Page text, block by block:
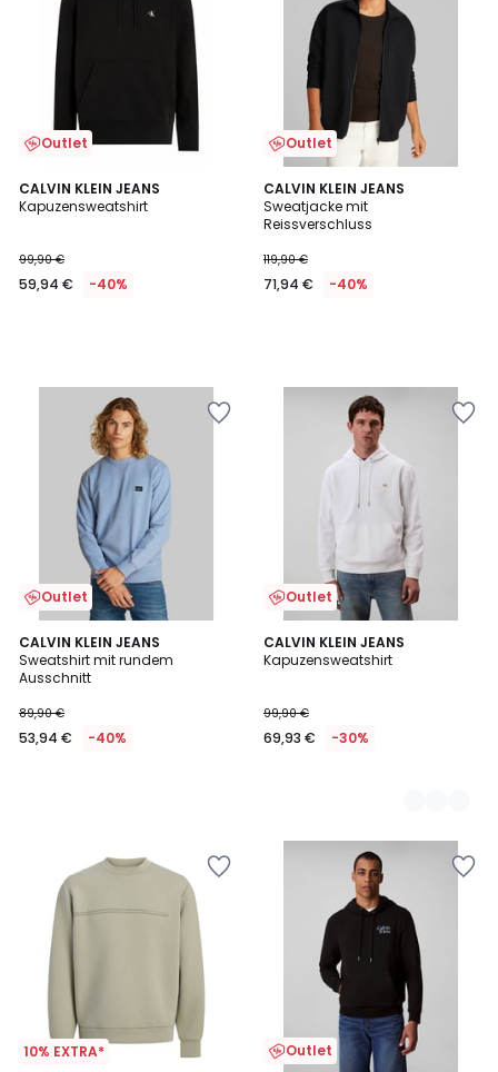
Outlet
CALVIN KLEIN JEANS
Kapuzensweatshirt
99,90 €
59,94 € -40%
Outlet
CALVIN KLEIN JEANS
Sweatjacke mit
Reissverschluss
119,90 €
71,94 € -40%
Outlet
CALVIN KLEIN JEANS
Sweatshirt mit rundem
Ausschnitt
89,90 €
53,94 € -40%
Outlet
CALVIN KLEIN JEANS
Kapuzensweatshirt
99,90 €
69,93 € -30%
3
Farben
10% EXTRA* Outlet